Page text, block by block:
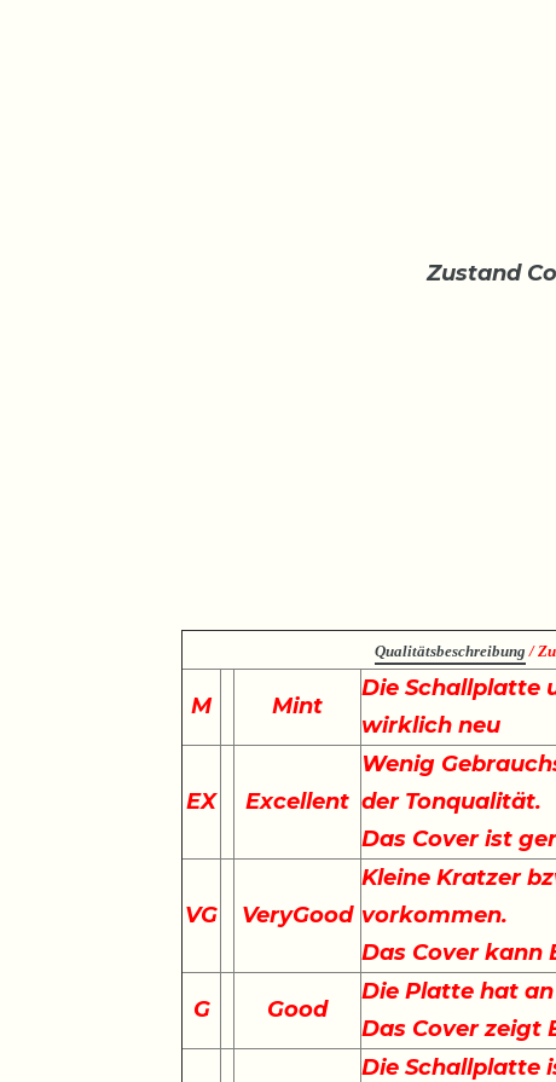
Zustand
Qualitätsbeschreibung /
M Mint
Die Schallplatte
wirklich neu
EX Excellent
Wenig
der Tonqualität.
Das Cover ist
VG VeryGood
Kleine Kratzer
vorkommen.
Das Cover kann
G Good
Die Platte hat
Das Cover zeigt
Die Schallplatte